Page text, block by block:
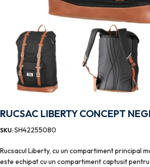
RUCSAC LIBERTY CONCEPT
SKU:SH42255080
Rucsacul Liberty, cu un compartiment principal
este echipat cu un compartiment captusit